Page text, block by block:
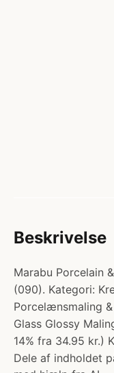
Beskrivelse
Marabu Porcelain
(090). Kategori:
Porcelænsmaling
Glass Glossy
14% fra 34.95 kr.)
Dele af indholdet